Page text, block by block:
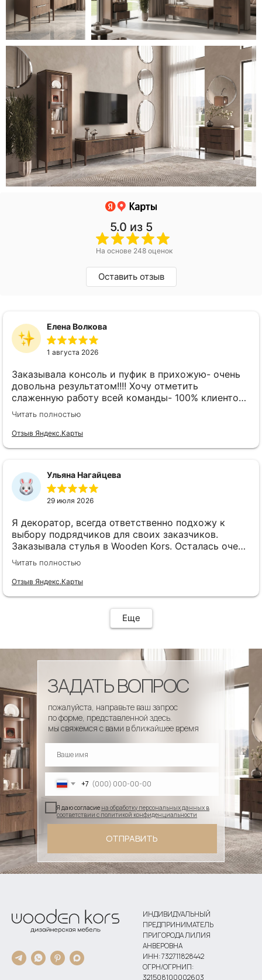
5.0 из 5
На основе 248 оценок
Оставить отзыв
Елена Волкова
1 августа 2026
Заказывала консоль и пуфик в прихожую- очень
довольна результатом!!!! Хочу отметить
слаженную работу всей команды- 100% клиенто
ориентированная команда!!!! При заказе
внимательно слушают заказчика , что очень
облегчает подбор материала и цвета. Четкая
Читать полностью
Отзыв Яндекс.Карты
Ульяна Нагайцева
29 июля 2026
Я декоратор, всегда ответственно подхожу к
выбору подрядчиков для своих заказчиков.
Заказывала стулья в Wooden Kors. Осталась очень
довольна качеством, скоростью исполнения,
доставкой! А особенно
клиентоориентированностью менеджеров. Все
удобством гостей! Особенно приятно было то, что
по запросу выслали образцы тканей обивки и я
сочетающееся с основным текстилем ресторана.
Читать полностью
Отзыв Яндекс.Карты
Еще
+7
Я даю согласие на обработку персональных данных в
соответствии с политикой конфиденциальности
ОТПРАВИТЬ
пожалуйста, направьте ваш запрос
по форме, представленной здесь.
мы свяжемся с вами в ближайшее время
ЗАДАТЬ ВОПРОС
ИНДИВИДУАЛЬНЫЙ
ПРЕДПРИНИМАТЕЛЬ
ПРИГОРОДА ЛИЛИЯ
АНВЕРОВНА
ИНН: 732711828442
ОГРН/ОГРНИП:
321508100002603